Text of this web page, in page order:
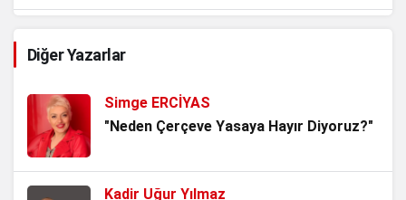
Evladının Hikâyesi.
Kurtuluş Savaşı’nı Tartıştırmak, Tarihle
1 ay önce
Diğer Yazarlar
Simge ERCİYAS
"Neden Çerçeve Yasaya Hayır Diyoruz?"
Kadir Uğur Yılmaz